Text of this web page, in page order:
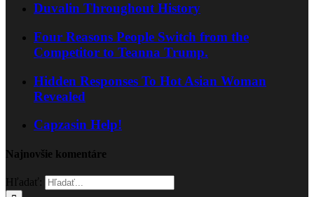
Duvalin Throughout History
Four Reasons People Switch from the
Competitor to Teanna Trump.
Hidden Responses To Hot Asian Woman
Revealed
Capzasin Help!
Najnovšie komentáre
Hľadať: